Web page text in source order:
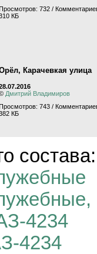
732 /
КБ
Карачевкая улица
Дмитрий Владимиров
743 /
КБ
состава:
4234
4234